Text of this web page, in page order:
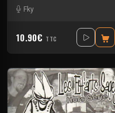
Fky
10.90€ TTC